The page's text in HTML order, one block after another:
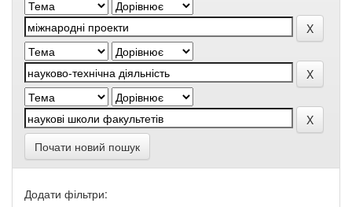
Почати новий пошук
Додати фільтри: